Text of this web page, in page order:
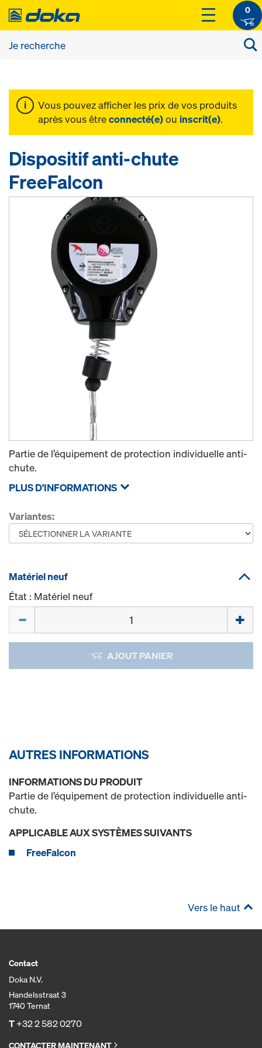
0
Vous pouvez afficher les prix de vos produits
après vous êtreconnecté(e)ou inscrit(e).
Dispositif anti-chute
FreeFalcon
Partie de l’équipement de protection individuelle anti-
chute.
PLUS D'INFORMATIONS
Variantes:
Matériel neuf
État : Matériel neuf
AJOUT PANIER
AUTRES INFORMATIONS
INFORMATIONS DU PRODUIT
Partie de l’équipement de protection individuelle anti-
chute.
APPLICABLE AUX SYSTÈMES SUIVANTS
FreeFalcon
Vers le haut
Contact
Doka N.V.
Handelsstraat 3
1740 Ternat
T+32 2 582 0270
CONTACTER MAINTENANT